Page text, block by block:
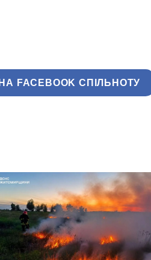
FACEBOOK СПІЛЬНОТУ